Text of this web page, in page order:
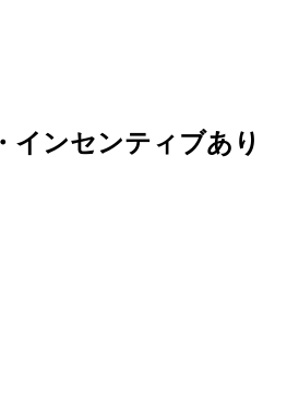
インセンティブあり